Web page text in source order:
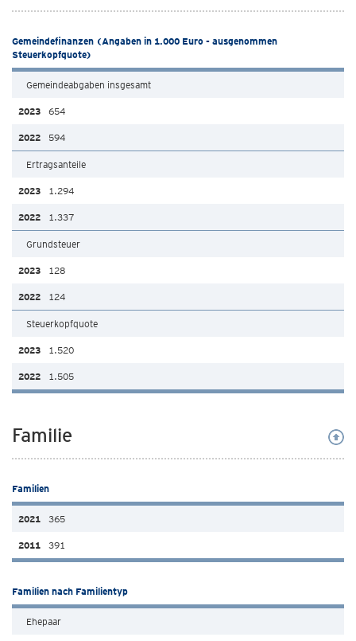
Gemeindefinanzen (Angaben in 1.000 Euro - ausgenommen
Steuerkopfquote)
Gemeindeabgaben insgesamt
654
594
Ertragsanteile
1.294
1.337
Grundsteuer
128
124
Steuerkopfquote
1.520
1.505
Familie
Familien
365
391
Familien nach Familientyp
Ehepaar